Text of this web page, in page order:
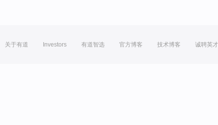
关于有道 Investors 有道智选 官方博客 技术博客 诚聘英才